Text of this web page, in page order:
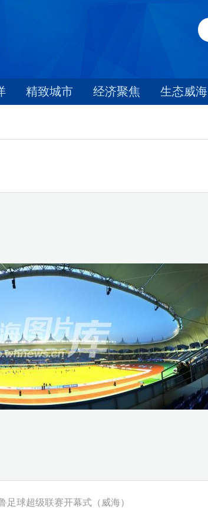
精致城市 经济聚焦 生态威海
足球超级联赛开幕式（威海）